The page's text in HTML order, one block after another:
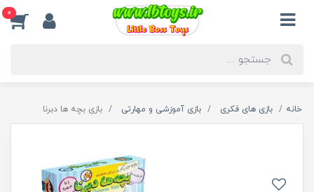
0
خانه بازی های فکری بازی آموزشی و مهارتی بازی بچه ها دبرنا